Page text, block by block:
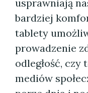
usprawniają
bardziej
tablety
prowadzenie
odległość,
mediów